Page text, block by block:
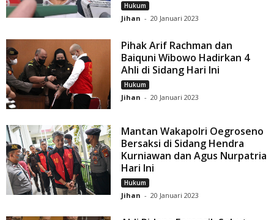
Hukum
Jihan - 20 Januari 2023
Pihak Arif Rachman dan
Baiquni Wibowo Hadirkan 4
Ahli di Sidang Hari Ini
Hukum
Jihan - 20 Januari 2023
Mantan Wakapolri Oegroseno
Bersaksi di Sidang Hendra
Kurniawan dan Agus Nurpatria
Hari Ini
Hukum
Jihan - 20 Januari 2023